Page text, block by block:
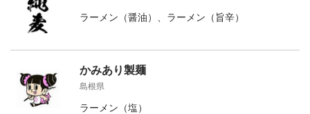
ラーメン（醤油）、ラーメン（旨辛）
かみあり製麺
島根県
ラーメン（塩）